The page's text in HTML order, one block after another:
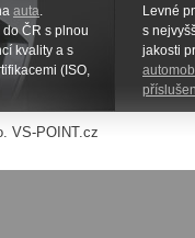
auta
ČR s plnou
kvality a s
(ISO,
Levné
s
jakosti
VS-POINT.cz